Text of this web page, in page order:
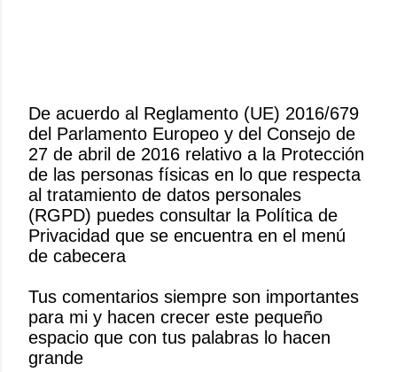
P
u
b
l
i
c
a
u
n
c
o
De acuerdo al Reglamento (UE) 2016/679
del Parlamento Europeo y del Consejo de
27 de abril de 2016 relativo a la Protección
de las personas físicas en lo que respecta
al tratamiento de datos personales
(RGPD) puedes consultar la Política de
Privacidad que se encuentra en el menú
de cabecera
Tus comentarios siempre son importantes
para mi y hacen crecer este pequeño
espacio que con tus palabras lo hacen
grande